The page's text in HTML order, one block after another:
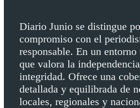
Diario Junio se distingue
compromiso con el
responsable. En un
que valora la
integridad. Ofrece una
detallada y equilibrada de
locales, regionales y